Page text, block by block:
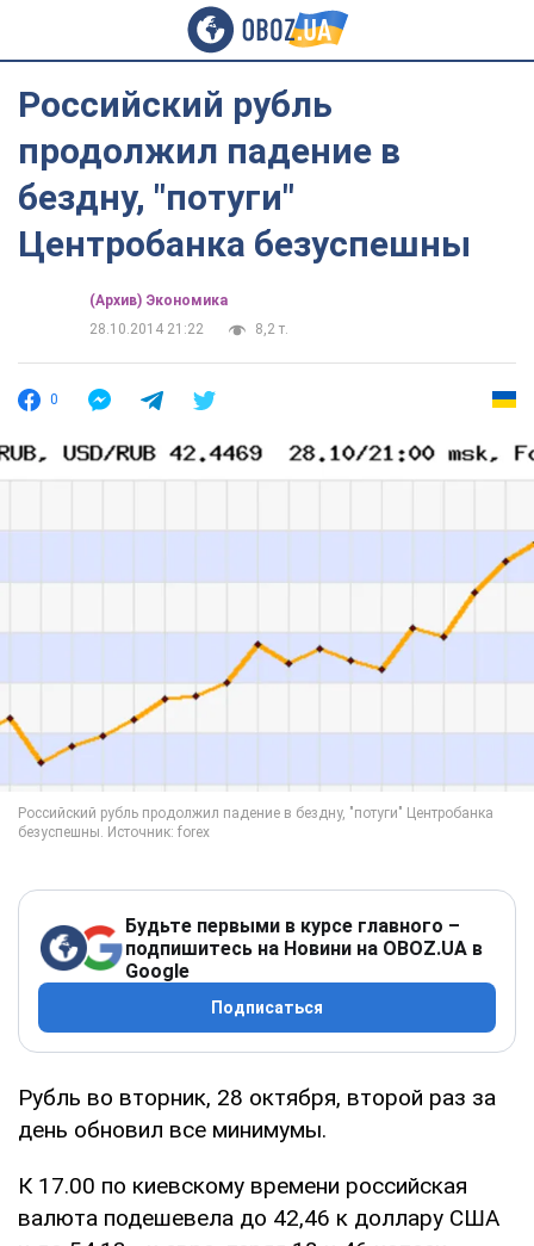
Российский рубль
продолжил падение в
бездну, "потуги"
Центробанка безуспешны
(Архив) Экономика
28.10.2014 21:22
8,2 т.
0
Будьте первыми в курсе главного –
подпишитесь на Новини на OBOZ.UA в
Google
Подписаться
Рубль во вторник, 28 октября, второй раз за
день обновил все минимумы.
К 17.00 по киевскому времени российская
валюта подешевела до 42,46 к доллару США